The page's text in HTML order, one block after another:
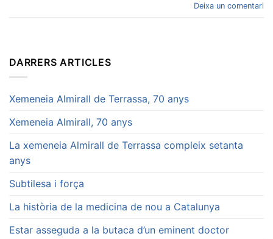
Deixa un comentari
DARRERS ARTICLES
Xemeneia Almirall de Terrassa, 70 anys
Xemeneia Almirall, 70 anys
La xemeneia Almirall de Terrassa compleix setanta
anys
Subtilesa i força
La història de la medicina de nou a Catalunya
Estar asseguda a la butaca d’un eminent doctor